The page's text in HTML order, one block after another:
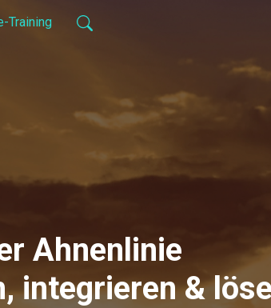
Training
Ahnenlinie
integrieren &